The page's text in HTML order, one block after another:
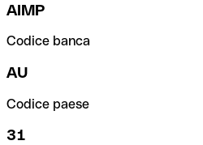
AIMP
Codice banca
AU
Codice paese
31